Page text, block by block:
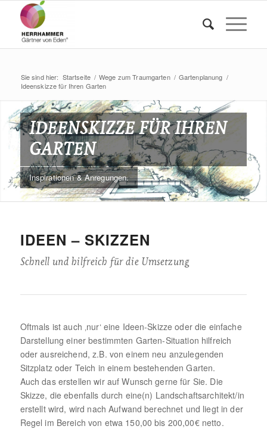
Sie sind hier: Startseite / Wege zum Traumgarten / Gartenplanung /
Ideenskizze für Ihren Garten
IDEENSKIZZE FÜR IHREN
GARTEN
Inspirationen & Anregungen.
IDEEN – SKIZZEN
Schnell und hilfreich für die Umsetzung
Oftmals ist auch ‚nur‘ eine Ideen-Skizze oder die einfache
Darstellung einer bestimmten Garten-Situation hilfreich
oder ausreichend, z.B. von einem neu anzulegenden
Sitzplatz oder Teich in einem bestehenden Garten.
Auch das erstellen wir auf Wunsch gerne für Sie. Die
Skizze, die ebenfalls durch eine(n) Landschaftsarchitekt/in
erstellt wird, wird nach Aufwand berechnet und liegt in der
Regel im Bereich von etwa 150,00 bis 200,00€ netto.